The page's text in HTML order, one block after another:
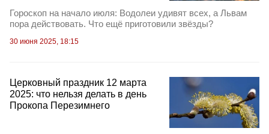
Гороскоп на начало июля: Водолеи удивят всех, а Львам
пора действовать. Что ещё приготовили звёзды?
30 июня 2025, 18:15
Церковный праздник 12 марта
2025: что нельзя делать в день
Прокопа Перезимнего